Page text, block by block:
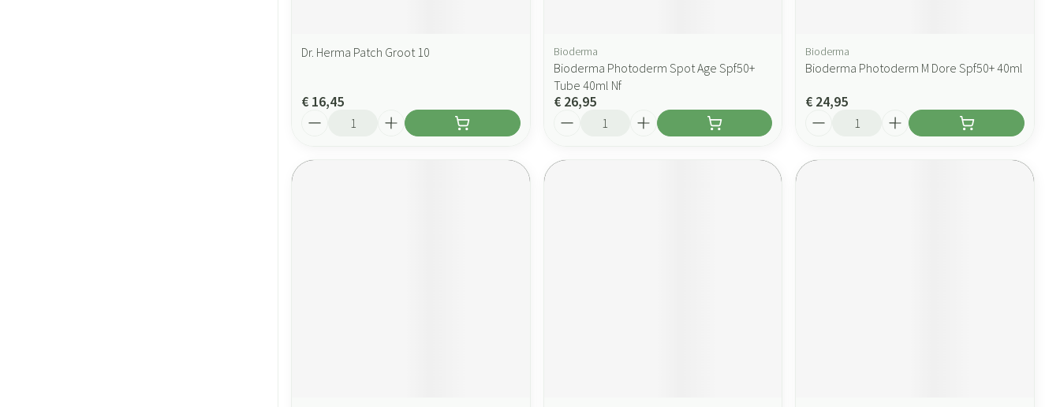
Dr. Herma Patch Groot 10
€ 16,45
Bioderma
Bioderma Photoderm Spot Age Spf50+
Tube 40ml Nf
€ 26,95
Bioderma
Bioderma Photoderm M Dore Spf50+ 40ml
€ 24,95